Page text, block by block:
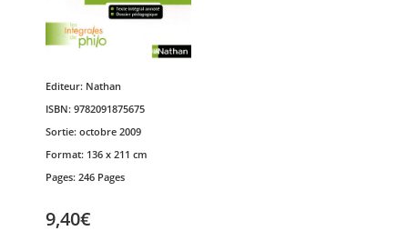
Editeur: Nathan
ISBN: 9782091875675
Sortie: octobre 2009
Format: 136 x 211 cm
Pages: 246 Pages
9,40€